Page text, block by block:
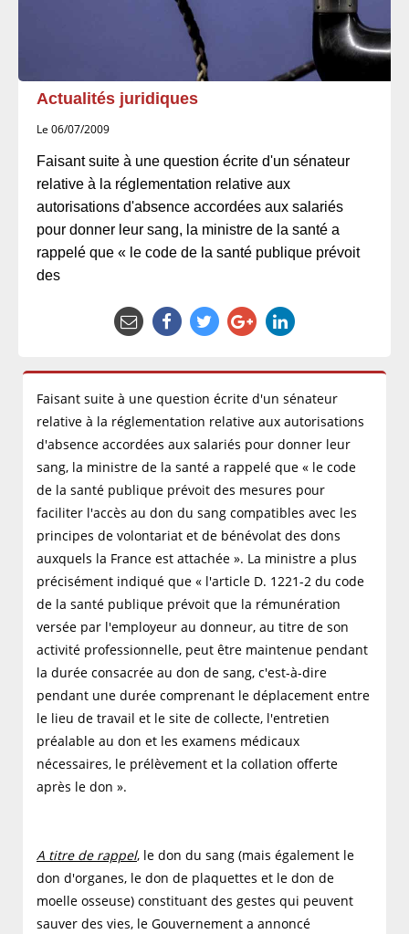
Actualités juridiques
Le 06/07/2009
Faisant suite à une question écrite d'un sénateur
relative à la réglementation relative aux
autorisations d'absence accordées aux salariés
pour donner leur sang, la ministre de la santé a
rappelé que « le code de la santé publique prévoit
des
Faisant suite à une question écrite d'un sénateur
relative à la réglementation relative aux autorisations
d'absence accordées aux salariés pour donner leur
sang, la ministre de la santé a rappelé que « le code
de la santé publique prévoit des mesures pour
faciliter l'accès au don du sang compatibles avec les
principes de volontariat et de bénévolat des dons
auxquels la France est attachée ». La ministre a plus
précisément indiqué que « l'article D. 1221-2 du code
de la santé publique prévoit que la rémunération
versée par l'employeur au donneur, au titre de son
activité professionnelle, peut être maintenue pendant
la durée consacrée au don de sang, c'est-à-dire
pendant une durée comprenant le déplacement entre
le lieu de travail et le site de collecte, l'entretien
préalable au don et les examens médicaux
nécessaires, le prélèvement et la collation offerte
après le don ».
A titre de rappel, le don du sang (mais également le
don d'organes, le don de plaquettes et le don de
moelle osseuse) constituant des gestes qui peuvent
sauver des vies, le Gouvernement a annoncé